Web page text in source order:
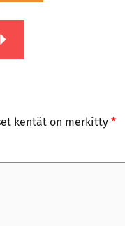
kentät on merkitty *